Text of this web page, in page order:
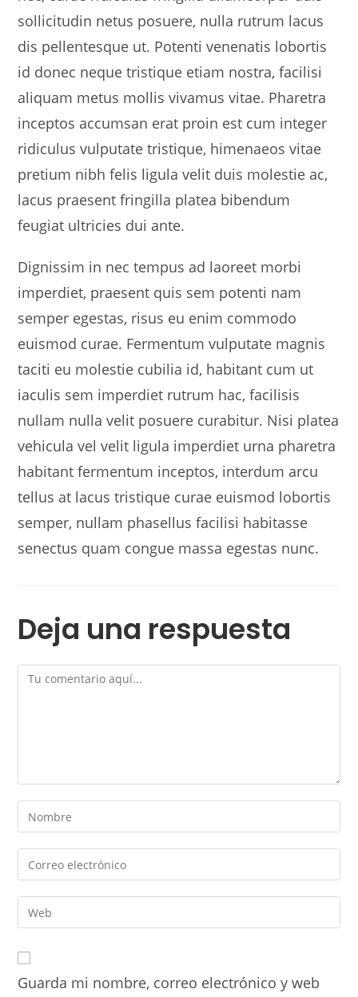
sollicitudin netus posuere, nulla rutrum lacus
dis pellentesque ut. Potenti venenatis lobortis
id donec neque tristique etiam nostra, facilisi
aliquam metus mollis vivamus vitae. Pharetra
inceptos accumsan erat proin est cum integer
ridiculus vulputate tristique, himenaeos vitae
pretium nibh felis ligula velit duis molestie ac,
lacus praesent fringilla platea bibendum
feugiat ultricies dui ante.
Dignissim in nec tempus ad laoreet morbi
imperdiet, praesent quis sem potenti nam
semper egestas, risus eu enim commodo
euismod curae. Fermentum vulputate magnis
taciti eu molestie cubilia id, habitant cum ut
iaculis sem imperdiet rutrum hac, facilisis
nullam nulla velit posuere curabitur. Nisi platea
vehicula vel velit ligula imperdiet urna pharetra
habitant fermentum inceptos, interdum arcu
tellus at lacus tristique curae euismod lobortis
semper, nullam phasellus facilisi habitasse
senectus quam congue massa egestas nunc.
Deja una respuesta
Comentario
Introduce
tu
nombre
de
usuario
para
comentar
Introduce
tu
dirección
de
electrónico
para
Introduce
la
de
tu
Guarda mi nombre, correo electrónico y web